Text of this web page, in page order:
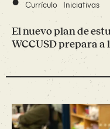
Currículo Iniciativas
El nuevo plan de
WCCUSD prepara